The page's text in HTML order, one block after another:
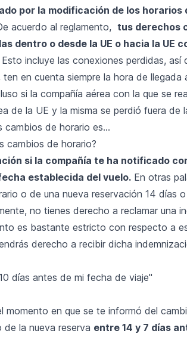
por la modificación de los horarios
acuerdo al reglamento, tus derechos
dentro o desde la UE o hacia la UE
incluye las conexiones perdidas, así
en cuenta siempre la hora de llegada
si la compañía aérea con la que se
de la UE y la misma se perdió fuera de
de horario es...
cambios de horario?
si la compañía te ha notificado
establecida del vuelo. En otras
o de una nueva reservación 14 días
no tienes derecho a reclamar una
es bastante estricto con respecto a
derecho a recibir dicha
días antes de mi fecha de viaje"
momento en que se te informó del
la nueva reserva entre 14 y 7 días